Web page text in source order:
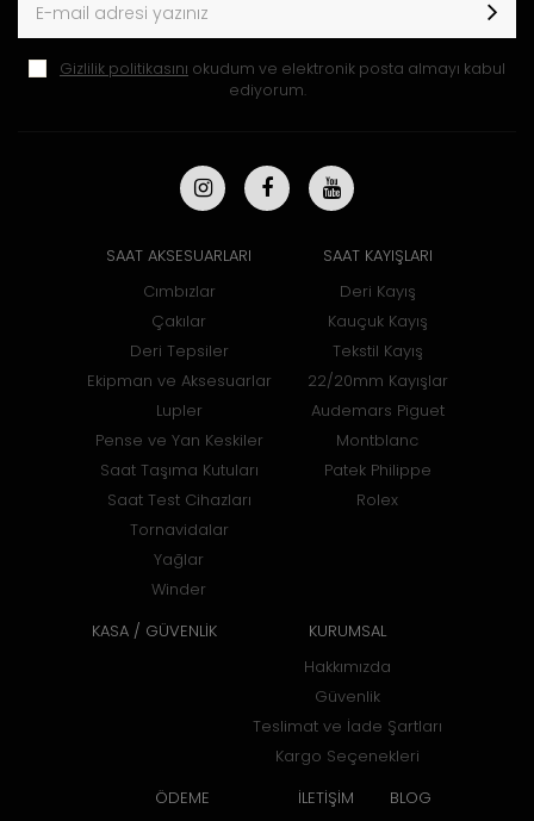
Gizlilik politikasını okudum ve elektronik posta almayı kabul
ediyorum.
SAAT AKSESUARLARI
Cımbızlar
Çakılar
Deri Tepsiler
Ekipman ve Aksesuarlar
Lupler
Pense ve Yan Keskiler
Saat Taşıma Kutuları
Saat Test Cihazları
Tornavidalar
Yağlar
Winder
SAAT KAYIŞLARI
Deri Kayış
Kauçuk Kayış
Tekstil Kayış
22/20mm Kayışlar
Audemars Piguet
Montblanc
Patek Philippe
Rolex
KASA / GÜVENLİK KURUMSAL
Hakkımızda
Güvenlik
Teslimat ve İade Şartları
Kargo Seçenekleri
ÖDEME İLETİŞİM BLOG